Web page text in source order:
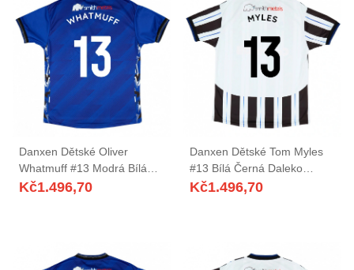
Danxen Dětské Oliver
Whatmuff #13 Modrá Bílá
Domů Hráčské Dresy
Kč1.496,70
Danxen Dětské Tom Myles
#13 Bílá Černá Daleko
Hráčské Dresy 2025/26 Dres
Kč1.496,70